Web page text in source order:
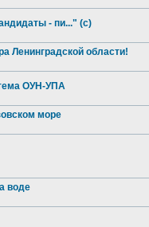
- пи..." (с)
Ленинградской области!
ОУН-УПА
море
воде